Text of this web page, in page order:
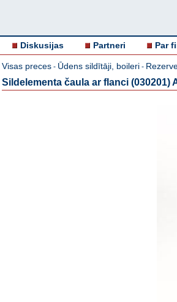
Diskusijas Partneri Par
Visas preces - Ūdens sildītāji, boileri -
Sildelementa čaula ar flanci (030201)